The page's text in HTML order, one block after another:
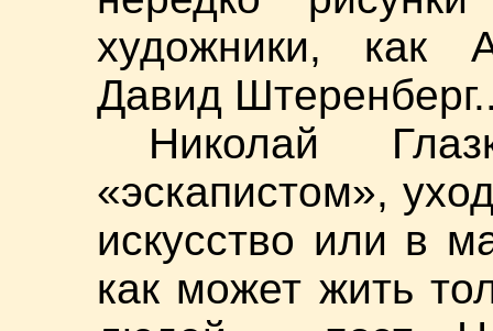
художники, как
Давид
Николай
«эскапистом»,
искусство или в
как может жить